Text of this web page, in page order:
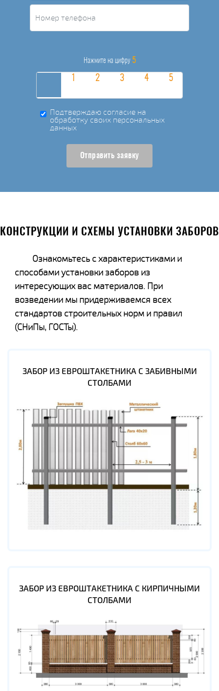
Нажмите на цифру 5
Подтверждаю согласие на
обработку своих персональных
данных
Отправить заявку
КОНСТРУКЦИИ И СХЕМЫ УСТАНОВКИ ЗАБОРОВ
Ознакомьтесь с характеристиками и
способами установки заборов из
интересующих вас материалов. При
возведении мы придерживаемся всех
стандартов строительных норм и правил
(СНиПы, ГОСТы).
ЗАБОР ИЗ ЕВРОШТАКЕТНИКА С ЗАБИВНЫМИ
СТОЛБАМИ
ЗАБОР ИЗ ЕВРОШТАКЕТНИКА С КИРПИЧНЫМИ
СТОЛБАМИ